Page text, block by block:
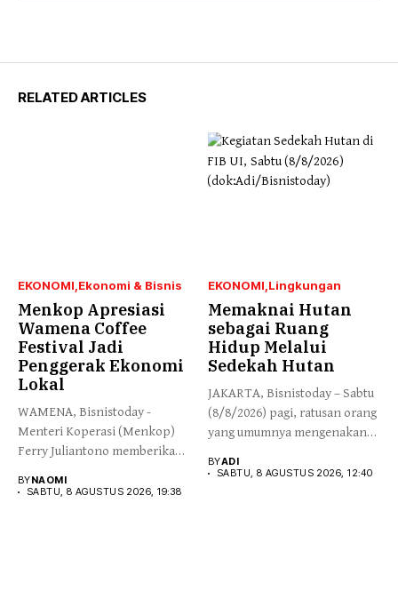
RELATED ARTICLES
EKONOMI Ekonomi & Bisnis
Menkop Apresiasi
Wamena Coffee
Festival Jadi
Penggerak Ekonomi
Lokal
WAMENA, Bisnistoday -
Menteri Koperasi (Menkop)
Ferry Juliantono memberikan
BYNAOMI
SABTU, 8 AGUSTUS 2026, 19:38
EKONOMI Lingkungan
Memaknai Hutan
sebagai Ruang
Hidup Melalui
Sedekah Hutan
JAKARTA, Bisnistoday – Sabtu
(8/8/2026) pagi, ratusan orang
yang umumnya mengenakan
BYADI
SABTU, 8 AGUSTUS 2026, 12:40